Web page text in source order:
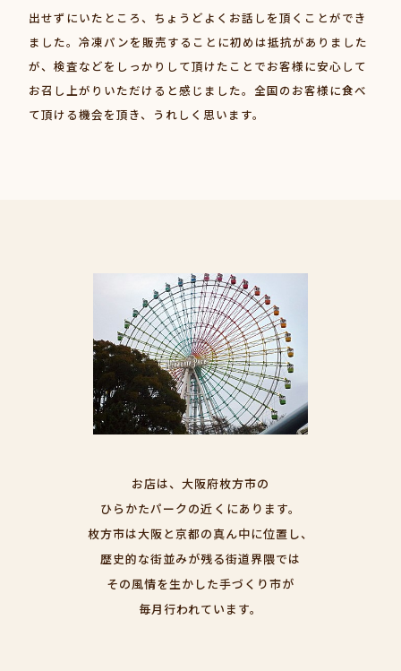
出せずにいたところ、ちょうどよくお話しを頂くことができ
ました。冷凍パンを販売することに初めは抵抗がありました
が、検査などをしっかりして頂けたことでお客様に安心して
お召し上がりいただけると感じました。全国のお客様に食べ
て頂ける機会を頂き、うれしく思います。
お店は、大阪府枚方市の
ひらかたパークの近くにあります。
枚方市は大阪と京都の真ん中に位置し、
歴史的な街並みが残る街道界隈では
その風情を生かした手づくり市が
毎月行われています。